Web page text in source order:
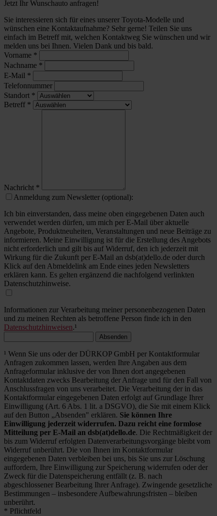
Jetzt Ihr Wunschauto anfragen!
Sie interessieren sich für eines unserer Toyota-Modelle und
wünschen eine Kontaktaufnahme? Sehr gerne! Teilen Sie uns
einfach im Betreff mit, welchen Kontaktweg Sie wünschen und wir
melden uns bei Ihnen. Vielen Dank und bis bald.
Vorname *
Nachname *
E-Mail *
Telefonnummer
Standort *
Betreff *
Nachricht *
Anmeldung zum Newsletter (optional):
Ich bin einverstanden, dass meine oben eingegebenen Daten auch
verwendet werden dürfen, um mich per E-Mail über aktuelle
Angebote, Produktneuheiten, Veranstaltungen und neue Beiträge zu
informieren. Meine Einwilligung ist für die Erstellung des Angebots
nicht erforderlich und gilt bis auf Widerruf, den ich jederzeit mit
Wirkung für die Zukunft per E-Mail an dsb(at)dello.de oder durch
Klick auf den Abmeldelink am Ende eines jeden Newsletters
erklären kann. Es gelten ergänzend die nachfolgend verlinkten
Datenschutzhinweise.
Informationen zur Verarbeitung meiner personenbezogenen Daten
und zu meinen Rechten als betroffene Person finde ich in den
Datenschutzhinweisen.¹
Absenden
¹ Wenn Sie uns oder der DÜRKOP GmbH per Kontaktformular
Anfragen zukommen lassen, werden Ihre Angaben aus dem
Anfrageformular inklusive der von Ihnen dort angegebenen
Kontaktdaten zwecks Bearbeitung der Anfrage und für den Fall von
Anschlussfragen von uns verarbeitet. Die Verarbeitung der in das
Kontaktformular eingegebenen Daten erfolgt auf Grundlage Ihrer
Einwilligung (Art. 6 Abs. 1 lit. a DSGVO), die Sie mit einem Klick
auf den Button „Absenden" erklären. Sie können Ihre
Einwilligung jederzeit widerrufen. Dazu reicht eine formlose
Mitteilung per E-Mail an dsb(at)dello.de. Die Rechtmäßigkeit der
bis zum Widerruf erfolgten Datenverarbeitungsvorgänge bleibt vom
Widerruf unberührt. Die von Ihnen im Kontaktformular
eingegebenen Daten verbleiben bei uns, bis Sie uns zur Löschung
auffordern, Ihre Einwilligung zur Speicherung widerrufen oder der
Zweck für die Datenspeicherung entfällt (z. B. nach
abgeschlossener Bearbeitung Ihrer Anfrage). Zwingende gesetzliche
Bestimmungen – insbesondere Aufbewahrungsfristen – bleiben
unberührt.
* Pflichtfeld